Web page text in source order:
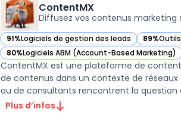
ContentMX
Diffusez vos contenus marketing
91%Logiciels de gestion des leads
— voir ContentMX dans cette catégorie
89%
— voir
80%Logiciels ABM (Account-Based Marketing)
— voir ContentMX dans cette catégorie
ContentMX est une plateforme de
de contenus dans un contexte de
ou de consultants rencontrent la
Plus d’infos